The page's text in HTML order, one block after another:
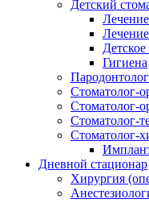
Детский
Гигиена
Пародонтолог
Стоматолог-
Стоматолог-
Стоматолог-
Стоматолог-
Дневной стационар
Хирургия